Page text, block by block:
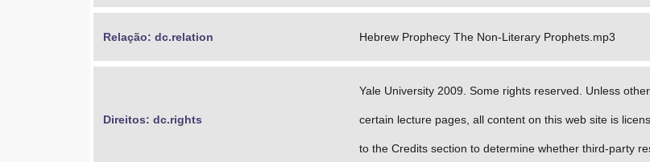
Relação: dc.relation Hebrew Prophecy The Non-Literary Prophets.mp3
Direitos: dc.rights
Yale University 2009. Some rights reserved. Unless
certain lecture pages, all content on this web site is
to the Credits section to determine whether third-party